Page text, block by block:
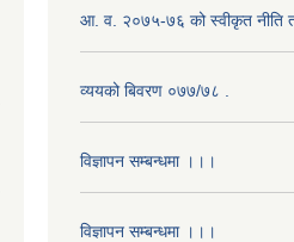
आ. व. २०७५-७६ को स्वीकृत नीति
व्ययको बिवरण ०७७/७८ .
विज्ञापन सम्बन्धमा ।।।
विज्ञापन सम्बन्धमा ।।।